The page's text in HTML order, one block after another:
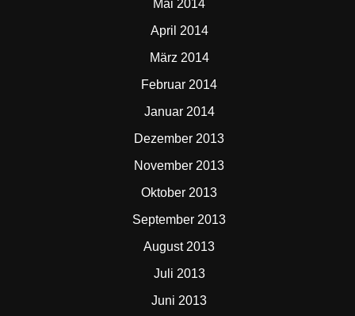
Mai 2014
April 2014
März 2014
Februar 2014
Januar 2014
Dezember 2013
November 2013
Oktober 2013
September 2013
August 2013
Juli 2013
Juni 2013